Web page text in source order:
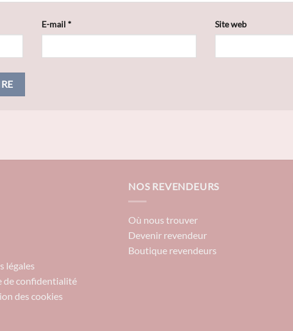
E-mail* Site web
légales
de confidentialité
des cookies
NOS REVENDEURS
Où nous trouver
Devenir revendeur
Boutique revendeurs